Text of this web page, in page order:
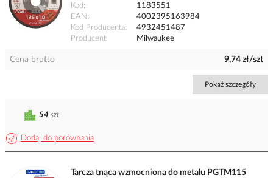
Kod
1183551
EAN
4002395163984
Kod Producenta
4932451487
Producent
Milwaukee
Cena brutto 9,74 zł/szt
Pokaż szczegóły
Dodaj do porównania
54 szt
Tarcza tnąca wzmocniona do metalu PGTM115